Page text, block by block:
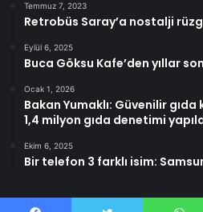
Temmuz 7, 2023
Retrobüs Saray’a nostalji
Eylül 6, 2025
Buca Göksu Kafe’den yıllar
Ocak 1, 2026
Bakan Yumaklı: Güvenilir gıda
1,4 milyon gıda denetimi
Ekim 6, 2025
Bir telefon 3 farklı isim: